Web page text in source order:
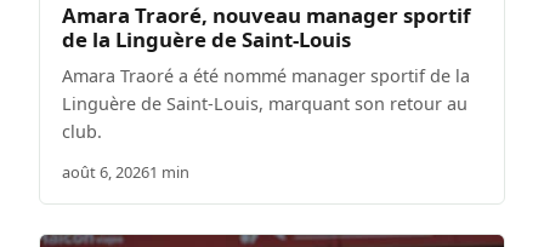
Amara Traoré, nouveau manager sportif
de la Linguère de Saint-Louis
Amara Traoré a été nommé manager sportif de la
Linguère de Saint-Louis, marquant son retour au
club.
août 6, 20261 min